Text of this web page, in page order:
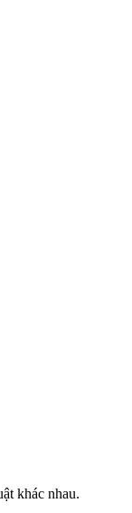
khác nhau.